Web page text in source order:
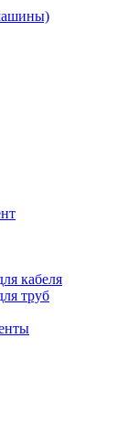
кабеля
труб